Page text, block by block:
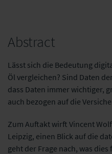
Abstract
Lässt sich die Bedeutung
Öl vergleichen? Sind Daten
dass Daten immer wichtiger,
auch bezogen auf die
Zum Auftakt wirft Vincent
Leipzig, einen Blick auf die
geht der Frage nach, was